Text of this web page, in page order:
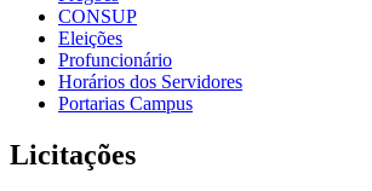
CONSUP
Eleições
Profuncionário
Horários dos Servidores
Portarias Campus
Licitações